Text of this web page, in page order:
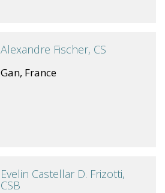
Alexandre Fischer, CS
Gan, France
Evelin Castellar D. Frizotti,
CSB